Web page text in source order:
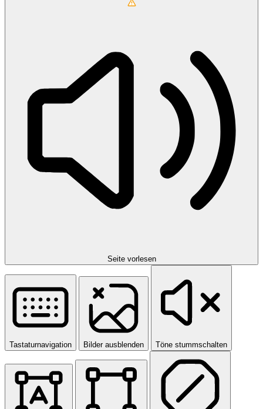
Seite vorlesen
Tastaturnavigation Bilder ausblenden Töne stummschalten